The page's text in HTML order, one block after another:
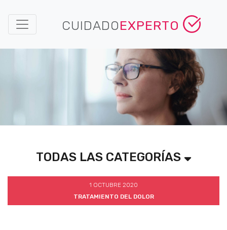
CUIDADOEXPERTO
TODAS LAS CATEGORÍAS
1 OCTUBRE 2020
TRATAMIENTO DEL DOLOR